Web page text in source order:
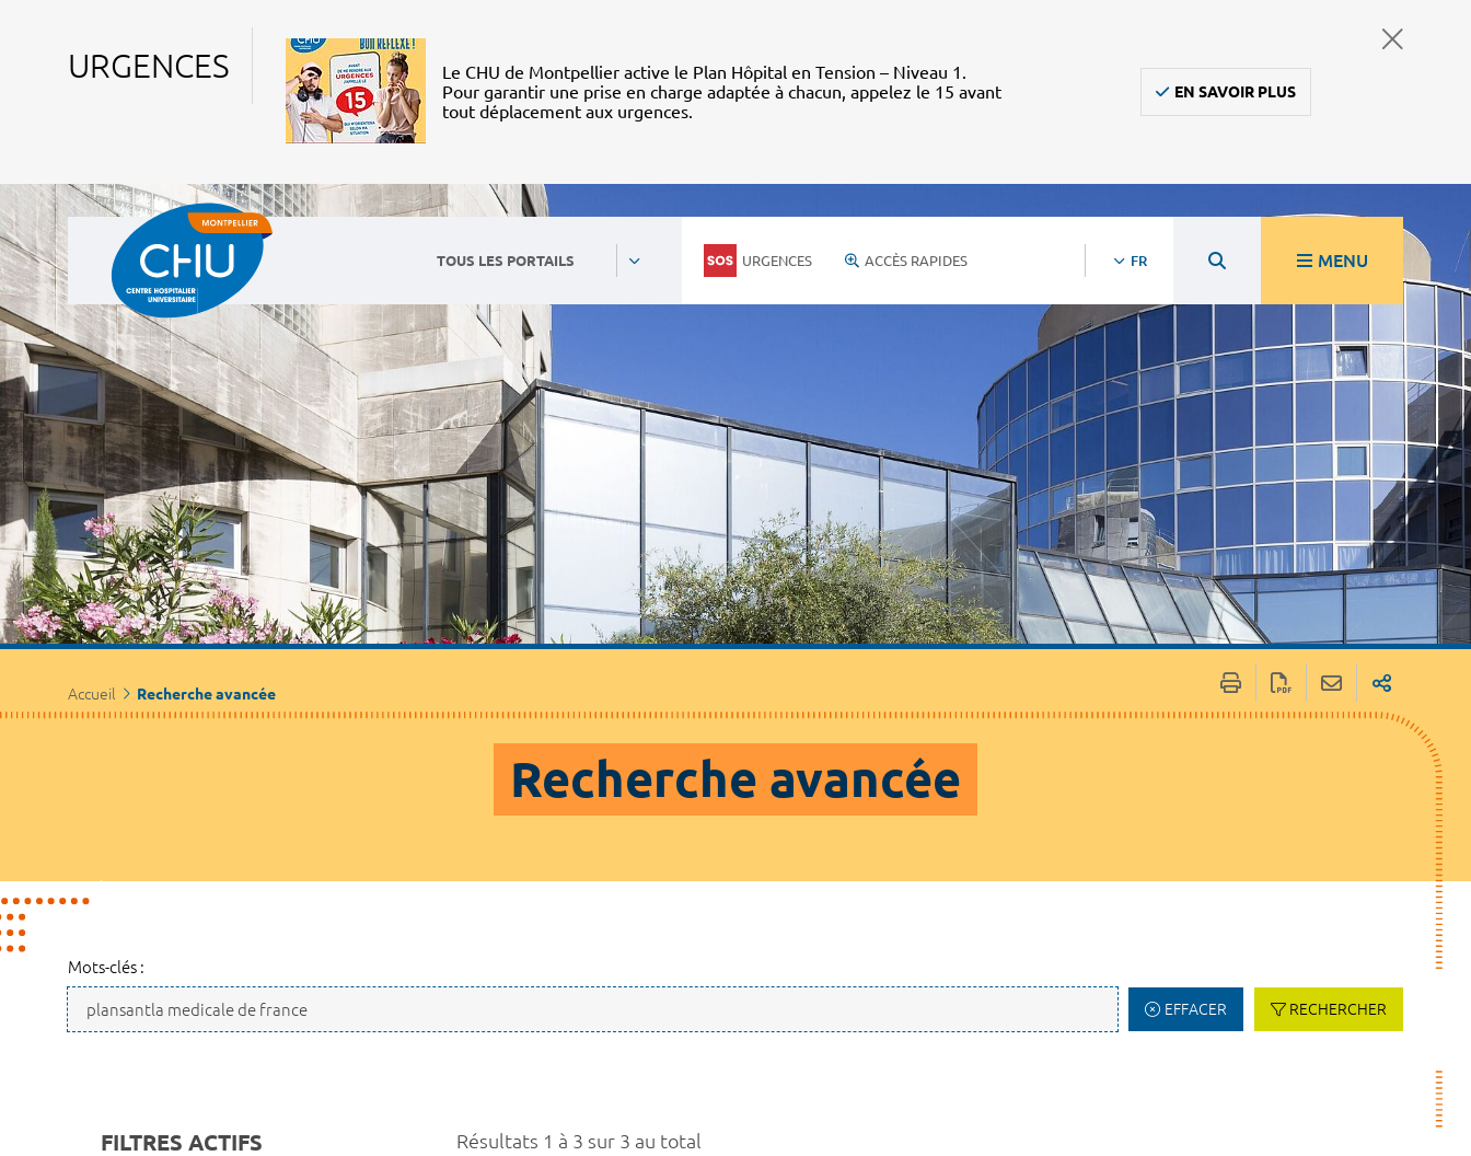
URGENCES
Le CHU de Montpellier active le Plan Hôpital en Tension – Niveau 1.
Pour garantir une prise en charge adaptée à chacun, appelez le 15 avant
tout déplacement aux urgences.
EN SAVOIR PLUS
TOUS LES PORTAILS URGENCES ACCÈS RAPIDES FR MENU
Accueil Recherche avancée
Recherche avancée
Mots-clés :
EFFACER RECHERCHER
Résultats 1 à 3 sur 3 au total
FILTRES ACTIFS